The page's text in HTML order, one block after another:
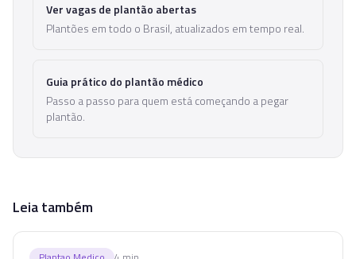
Ver vagas de plantão abertas
Plantões em todo o Brasil, atualizados em tempo real.
Guia prático do plantão médico
Passo a passo para quem está começando a pegar
plantão.
Leia também